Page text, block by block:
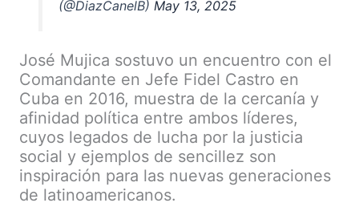
(@DiazCanelB) May 13, 2025
José Mujica sostuvo un encuentro con el
Comandante en Jefe Fidel Castro en
Cuba en 2016, muestra de la cercanía y
afinidad política entre ambos líderes,
cuyos legados de lucha por la justicia
social y ejemplos de sencillez son
inspiración para las nuevas generaciones
de latinoamericanos.